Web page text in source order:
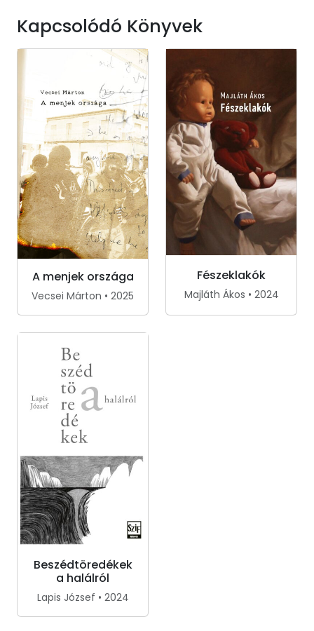
Kapcsolódó Könyvek
A menjek országa
Vecsei Márton • 2025
Fészeklakók
Majláth Ákos • 2024
Beszédtöredékek
a halálról
Lapis József • 2024